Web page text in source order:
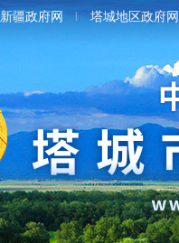
新疆政府网 塔城地区政府网